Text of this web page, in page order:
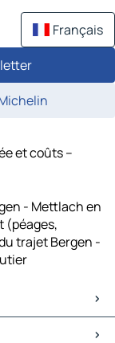
Français
et coûts –
- Mettlach en
(péages,
trajet Bergen -